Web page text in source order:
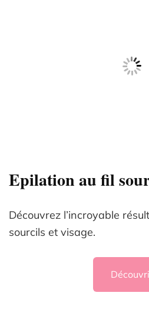
Epilation au fil
Découvrez l’incroyable
sourcils et visage.